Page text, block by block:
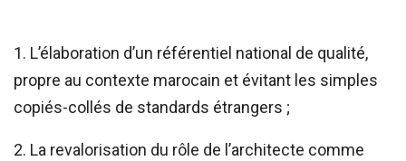
1. L’élaboration d’un référentiel national de qualité,
propre au contexte marocain et évitant les simples
copiés-collés de standards étrangers ;
2. La revalorisation du rôle de l’architecte comme